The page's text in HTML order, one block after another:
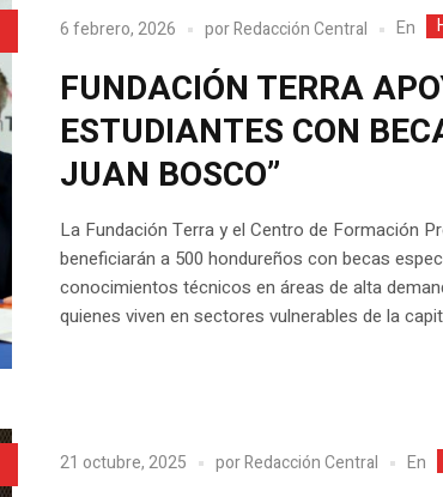
6 febrero, 2026 porRedacción Central En
FUNDACIÓN TERRA
ESTUDIANTES CON
JUAN BOSCO”
La Fundación Terra y el Centro de Formación
beneficiarán a 500 hondureños con becas
conocimientos técnicos en áreas de alta
quienes viven en sectores vulnerables de la
21 octubre, 2025 porRedacción Central En